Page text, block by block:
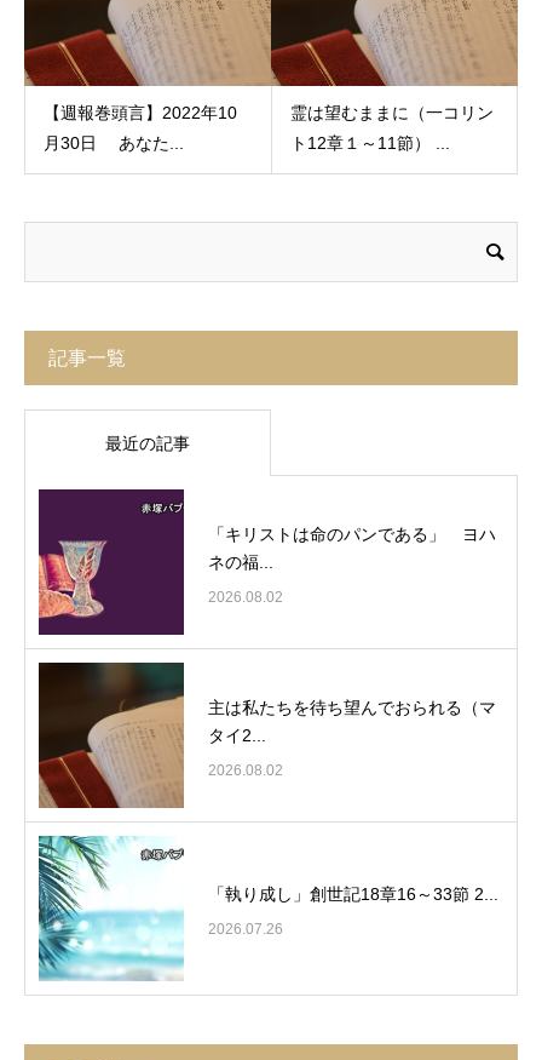
【週報巻頭言】2022年10
月30日 あなた...
霊は望むままに（一コリン
ト12章１～11節） ...
記事一覧
最近の記事
「キリストは命のパンである」 ヨハ
ネの福...
2026.08.02
主は私たちを待ち望んでおられる（マ
タイ2...
2026.08.02
「執り成し」創世記18章16～33節 2...
2026.07.26